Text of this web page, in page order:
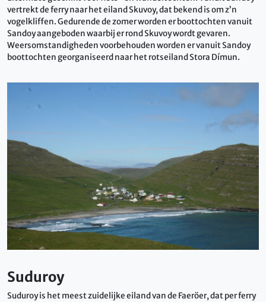
vertrekt de ferry naar het eiland Skuvoy, dat bekend is om z’n
vogelkliffen. Gedurende de zomer worden er boottochten vanuit
Sandoy aangeboden waarbij er rond Skuvoy wordt gevaren.
Weersomstandigheden voorbehouden worden er vanuit Sandoy
boottochten georganiseerd naar het rotseiland Stora Dímun.
Suduroy
Suduroy is het meest zuidelijke eiland van de Faeröer, dat per ferry